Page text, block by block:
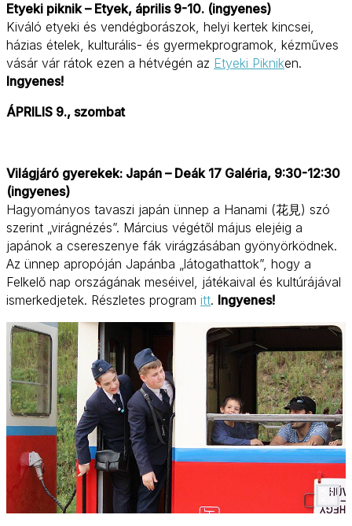
Etyeki piknik – Etyek, április 9-10. (ingyenes)
Kiváló etyeki és vendégborászok, helyi kertek kincsei,
házias ételek, kulturális- és gyermekprogramok, kézműves
vásár vár rátok ezen a hétvégén az Etyeki Pikniken.
Ingyenes!
ÁPRILIS 9., szombat
Világjáró gyerekek: Japán – Deák 17 Galéria, 9:30-12:30
(ingyenes)
Hagyományos tavaszi japán ünnep a Hanami (花見) szó
szerint „virágnézés”. Március végétől május elejéig a
japánok a csereszenye fák virágzásában gyönyörködnek.
Az ünnep apropóján Japánba „látogathattok”, hogy a
Felkelő nap országának meséivel, játékaival és kultúrájával
ismerkedjetek. Részletes program itt. Ingyenes!